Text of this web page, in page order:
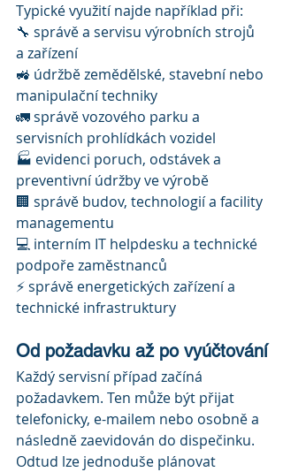
Typické využití najde například při:
🔧 správě a servisu výrobních strojů
a zařízení
🚜 údržbě zemědělské, stavební nebo
manipulační techniky
🚛 správě vozového parku a
servisních prohlídkách vozidel
🏭 evidenci poruch, odstávek a
preventivní údržby ve výrobě
🏢 správě budov, technologií a facility
managementu
💻 interním IT helpdesku a technické
podpoře zaměstnanců
⚡ správě energetických zařízení a
technické infrastruktury
Od požadavku až po vyúčtování
Každý servisní případ začíná
požadavkem. Ten může být přijat
telefonicky, e-mailem nebo osobně a
následně zaevidován do dispečinku.
Odtud lze jednoduše plánovat